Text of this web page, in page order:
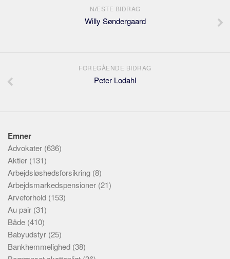
NÆSTE BIDRAG
Willy Søndergaard
FOREGÅENDE BIDRAG
Peter Lodahl
Emner
Advokater (636)
Aktier (131)
Arbejdsløshedsforsikring (8)
Arbejdsmarkedspensioner (21)
Arveforhold (153)
Au pair (31)
Både (410)
Babyudstyr (25)
Bankhemmelighed (38)